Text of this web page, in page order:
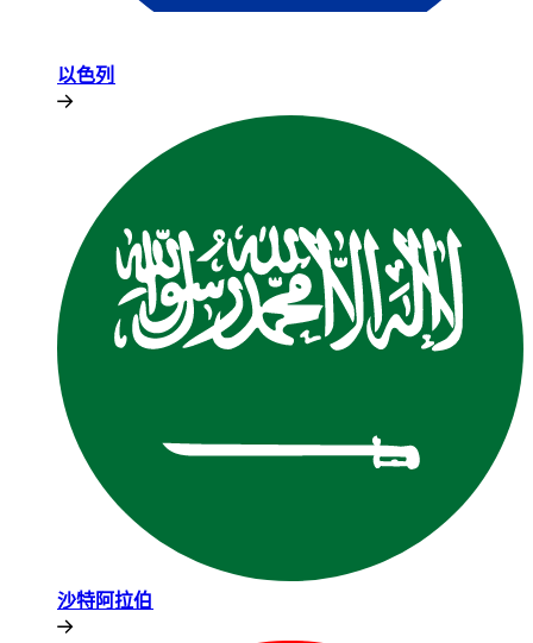
以色列​​
沙特阿拉伯​​